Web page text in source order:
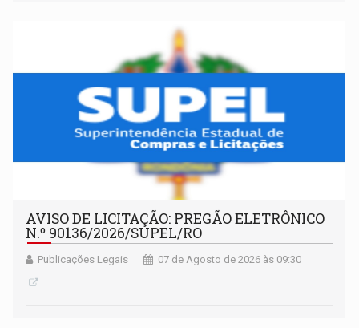
AVISO DE LICITAÇÃO: PREGÃO ELETRÔNICO
N.º 90136/2026/SUPEL/RO
Publicações Legais 07 de Agosto de 2026 às 09:30